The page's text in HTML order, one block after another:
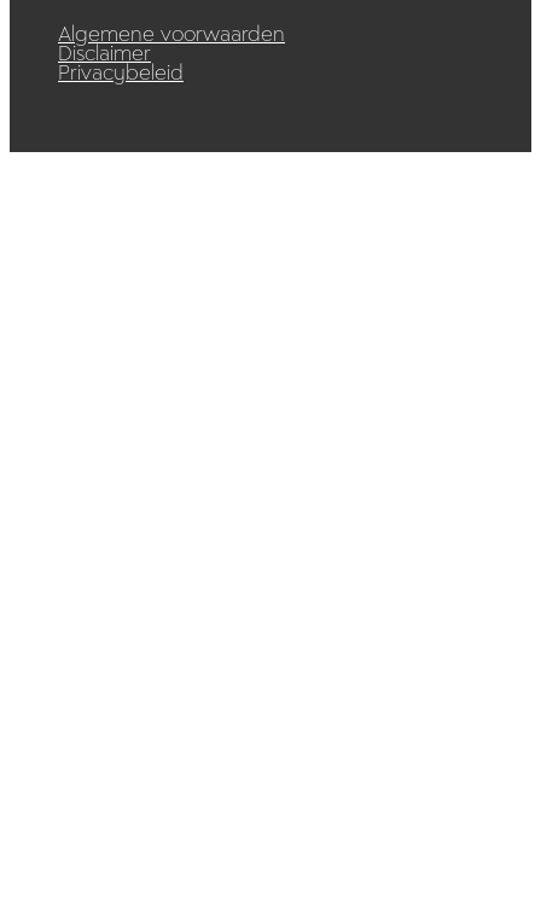
Algemene voorwaarden
Disclaimer
Privacybeleid